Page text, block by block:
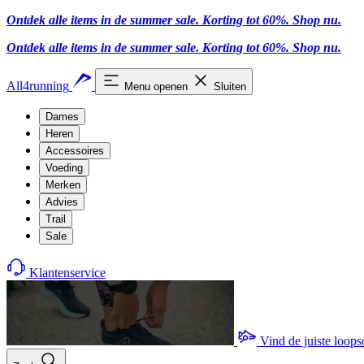
Ontdek alle items in de summer sale. Korting tot 60%. Shop nu.
Ontdek alle items in de summer sale. Korting tot 60%. Shop nu.
All4running Menu openen Sluiten
Dames
Heren
Accessoires
Voeding
Merken
Advies
Trail
Sale
Klantenservice
Vind de juiste